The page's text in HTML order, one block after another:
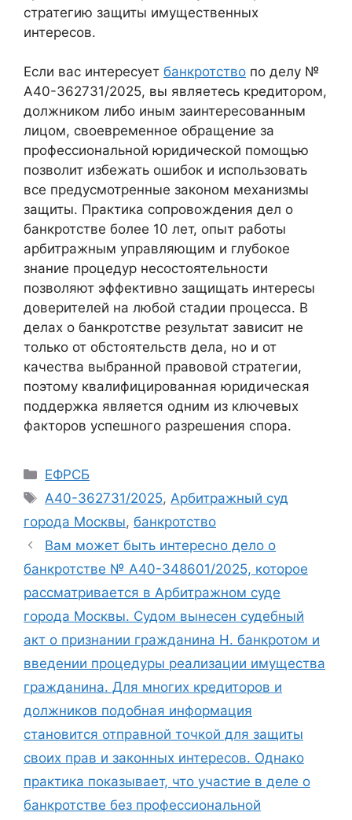
стратегию защиты имущественных
интересов.
Если вас интересует банкротство по делу №
А40-362731/2025, вы являетесь кредитором,
должником либо иным заинтересованным
лицом, своевременное обращение за
профессиональной юридической помощью
позволит избежать ошибок и использовать
все предусмотренные законом механизмы
защиты. Практика сопровождения дел о
банкротстве более 10 лет, опыт работы
арбитражным управляющим и глубокое
знание процедур несостоятельности
позволяют эффективно защищать интересы
доверителей на любой стадии процесса. В
делах о банкротстве результат зависит не
только от обстоятельств дела, но и от
качества выбранной правовой стратегии,
поэтому квалифицированная юридическая
поддержка является одним из ключевых
факторов успешного разрешения спора.
Рубрики
ЕФРСБ
Метки
А40-362731/2025,Арбитражный суд
города Москвы, банкротство
Вам может быть интересно дело о
банкротстве № А40-348601/2025, которое
рассматривается в Арбитражном суде
города Москвы. Судом вынесен судебный
акт о признании гражданина Н. банкротом и
введении процедуры реализации имущества
гражданина. Для многих кредиторов и
должников подобная информация
становится отправной точкой для защиты
своих прав и законных интересов. Однако
практика показывает, что участие в деле о
банкротстве без профессиональной